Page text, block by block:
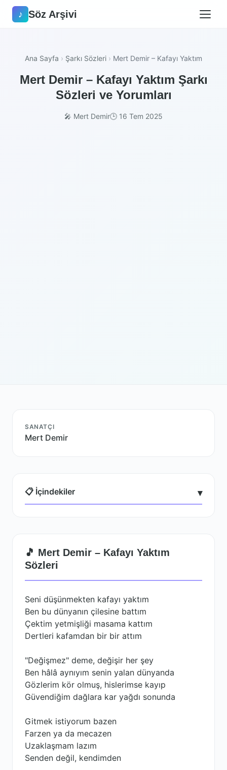
♪ Söz Arşivi
Ana Sayfa › Şarkı Sözleri › Mert Demir – Kafayı Yaktım
Mert Demir – Kafayı Yaktım Şarkı
Sözleri ve Yorumları
🎤 Mert Demir🕒 16 Tem 2025
SANATÇI
Mert Demir
📋 İçindekiler ▾
🎵 Mert Demir – Kafayı Yaktım
Sözleri
Seni düşünmekten kafayı yaktım
Ben bu dünyanın çilesine battım
Çektim yetmişliği masama kattım
Dertleri kafamdan bir bir attım
"Değişmez" deme, değişir her şey
Ben hâlâ aynıyım senin yalan dünyanda
Gözlerim kör olmuş, hislerimse kayıp
Güvendiğim dağlara kar yağdı sonunda
Gitmek istiyorum bazen
Farzen ya da mecazen
Uzaklaşmam lazım
Senden değil, kendimden